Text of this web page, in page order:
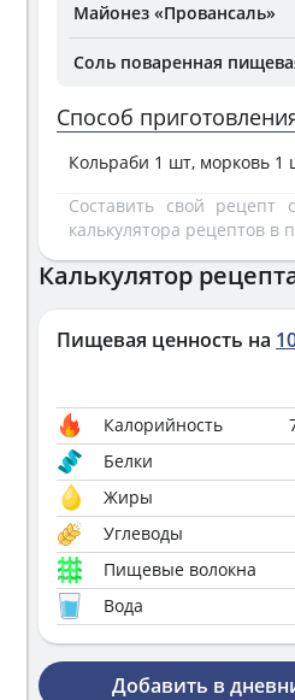
Майонез «Провансаль»
Соль поваренная
Способ
Кольраби 1 шт, морковь 1
Составить свой
калькулятора рецептов в
Калькулятор
Пищевая ценность на
Калорийность
Белки
Жиры
Углеводы
Пищевые волокна
Вода
Добавить в